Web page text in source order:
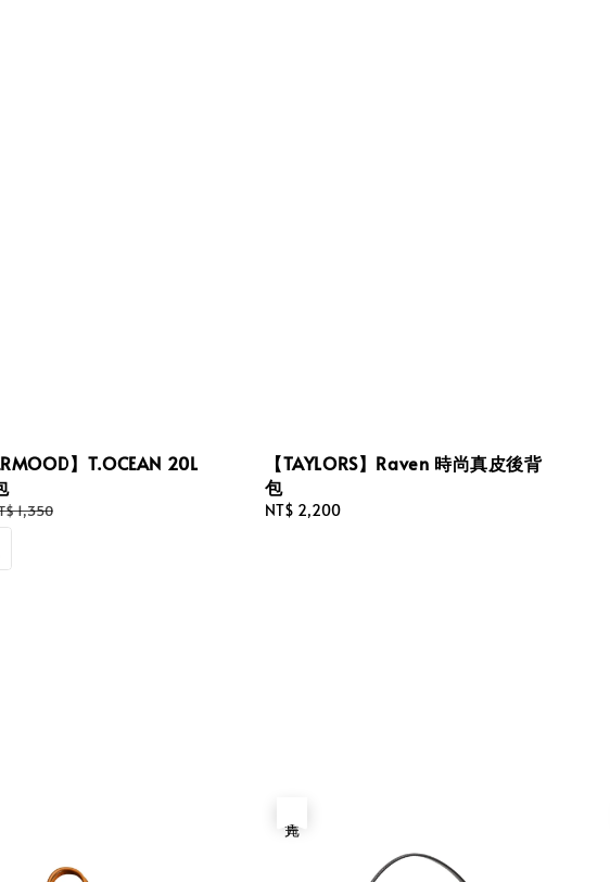
】T.OCEAN 20L
1,350
【TAYLORS】Raven 時尚真皮後背
包
Regular
NT$ 2,200